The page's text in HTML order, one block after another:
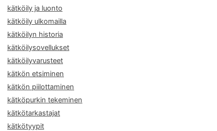
kätköily ja luonto
kätköily ulkomailla
kätköilyn historia
kätköilysovellukset
kätköilyvarusteet
kätkön etsiminen
kätkön piilottaminen
kätköpurkin tekeminen
kätkötarkastajat
kätkötyypit